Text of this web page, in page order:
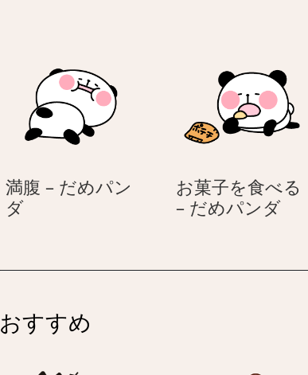
–
だ
め
パ
ン
–
だ
め
パ
満腹 – だめパン
ダ満
だ
パ
ン
お菓子を食べる
– だめパンダお
を
おすすめ